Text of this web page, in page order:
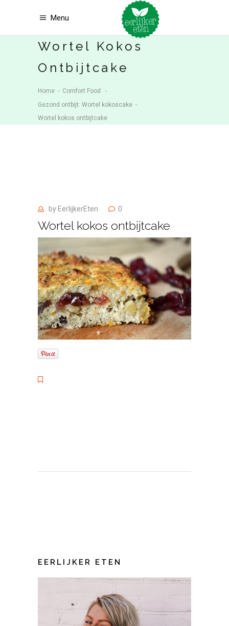
Menu
Wortel Kokos
Ontbijtcake
Home - Comfort Food
-
Gezond ontbijt: Wortel kokoscake -
Wortel kokos ontbijtcake
by EerlijkerEten 0
Wortel kokos ontbijtcake
EERLIJKER ETEN